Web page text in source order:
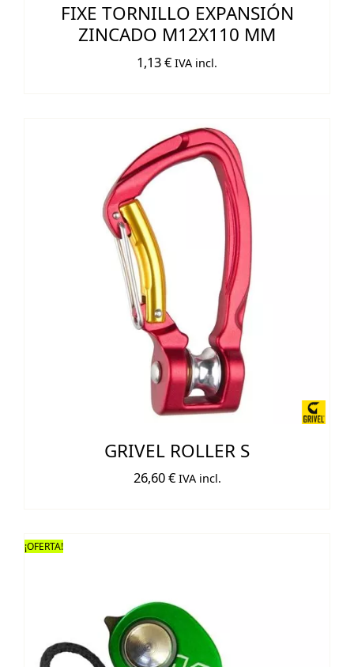
FIXE TORNILLO EXPANSIÓN
ZINCADO M12X110 MM
1,13€ IVA incl.
GRIVEL ROLLER S
26,60€ IVA incl.
¡OFERTA!